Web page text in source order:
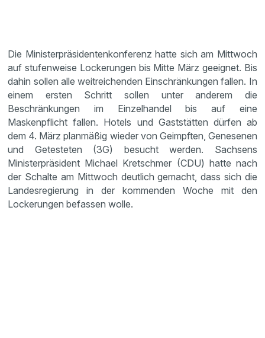
Die Ministerpräsidentenkonferenz hatte sich am Mittwoch
auf stufenweise Lockerungen bis Mitte März geeignet. Bis
dahin sollen alle weitreichenden Einschränkungen fallen. In
einem ersten Schritt sollen unter anderem die
Beschränkungen im Einzelhandel bis auf eine
Maskenpflicht fallen. Hotels und Gaststätten dürfen ab
dem 4. März planmäßig wieder von Geimpften, Genesenen
und Getesteten (3G) besucht werden. Sachsens
Ministerpräsident Michael Kretschmer (CDU) hatte nach
der Schalte am Mittwoch deutlich gemacht, dass sich die
Landesregierung in der kommenden Woche mit den
Lockerungen befassen wolle.